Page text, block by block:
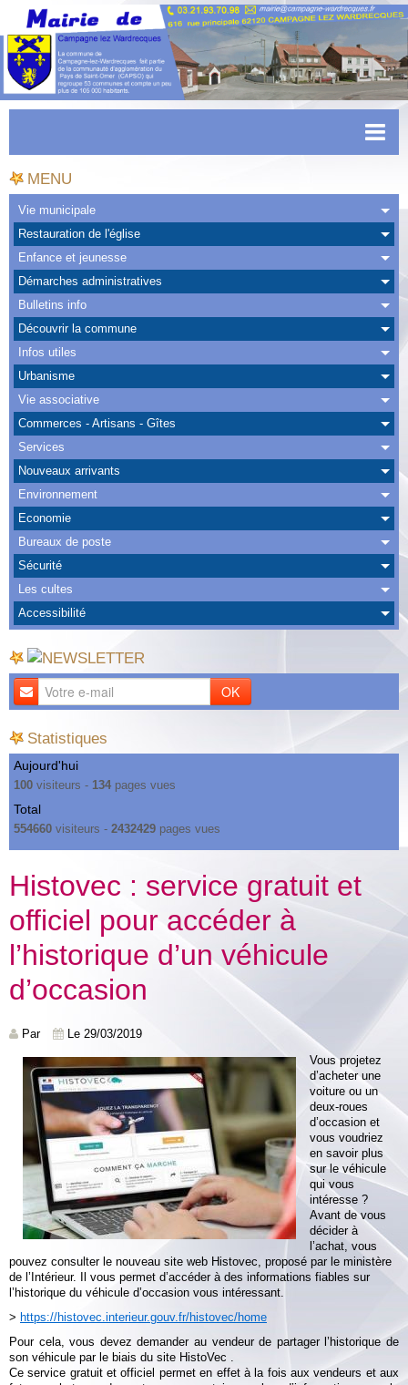
Accueil
Actualités
Facebook
CAPSO
Urbanisme
Transports
Agenda
Albums
Nous Contacter
MENU
Vie municipale
Restauration de l'église
Enfance et jeunesse
Démarches administratives
Bulletins info
Découvrir la commune
Infos utiles
Urbanisme
Vie associative
Commerces - Artisans - Gîtes
Services
Nouveaux arrivants
Environnement
Economie
Bureaux de poste
Sécurité
Les cultes
Accessibilité
OK
Statistiques
Aujourd'hui
100 visiteurs - 134 pages vues
Total
554660 visiteurs - 2432429 pages vues
Histovec : service gratuit et
officiel pour accéder à
l’historique d’un véhicule
d’occasion
Par
Le 29/03/2019
Vous projetez
d’acheter une
voiture ou un
deux-roues
d’occasion et
vous voudriez
en savoir plus
sur le véhicule
qui vous
intéresse ?
Avant de vous
décider à
l’achat, vous
pouvez consulter le nouveau site web Histovec, proposé par le ministère
de l’Intérieur. Il vous permet d’accéder à des informations fiables sur
l’historique du véhicule d’occasion vous intéressant.
> https://histovec.interieur.gouv.fr/histovec/home
Pour cela, vous devez demander au vendeur de partager l’historique de
son véhicule par le biais du site HistoVec .
Ce service gratuit et officiel permet en effet à la fois aux vendeurs et aux